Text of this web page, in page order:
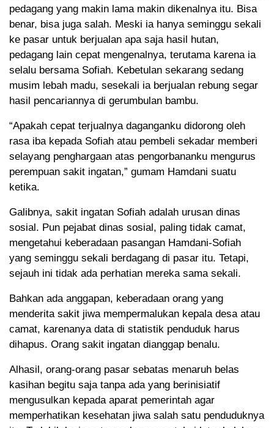
pedagang yang makin lama makin dikenalnya itu. Bisa
benar, bisa juga salah. Meski ia hanya seminggu sekali
ke pasar untuk berjualan apa saja hasil hutan,
pedagang lain cepat mengenalnya, terutama karena ia
selalu bersama Sofiah. Kebetulan sekarang sedang
musim lebah madu, sesekali ia berjualan rebung segar
hasil pencariannya di gerumbulan bambu.
“Apakah cepat terjualnya daganganku didorong oleh
rasa iba kepada Sofiah atau pembeli sekadar memberi
selayang penghargaan atas pengorbananku mengurus
perempuan sakit ingatan,” gumam Hamdani suatu
ketika.
Galibnya, sakit ingatan Sofiah adalah urusan dinas
sosial. Pun pejabat dinas sosial, paling tidak camat,
mengetahui keberadaan pasangan Hamdani-Sofiah
yang seminggu sekali berdagang di pasar itu. Tetapi,
sejauh ini tidak ada perhatian mereka sama sekali.
Bahkan ada anggapan, keberadaan orang yang
menderita sakit jiwa mempermalukan kepala desa atau
camat, karenanya data di statistik penduduk harus
dihapus. Orang sakit ingatan dianggap benalu.
Alhasil, orang-orang pasar sebatas menaruh belas
kasihan begitu saja tanpa ada yang berinisiatif
mengusulkan kepada aparat pemerintah agar
memperhatikan kesehatan jiwa salah satu penduduknya